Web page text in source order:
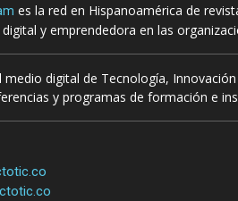
es la red en Hispanoamérica de
y emprendedora en las
medio digital de Tecnología,
y programas de formación e